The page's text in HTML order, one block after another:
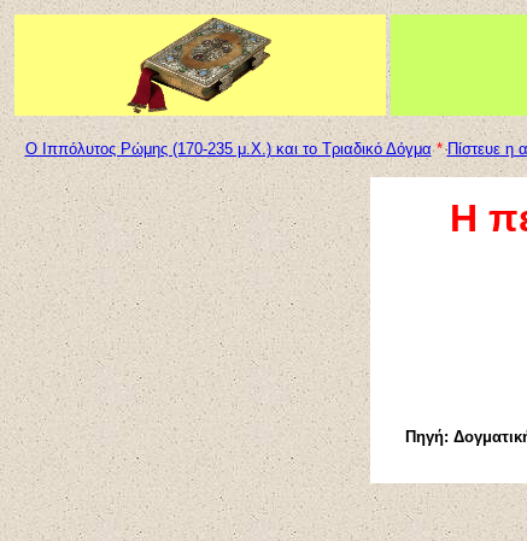
Ο Ιππόλυτος Ρώμης (170-235 μ.Χ.) και το Τριαδικό Δόγμα*Πίστευε η
Η
Πηγή: